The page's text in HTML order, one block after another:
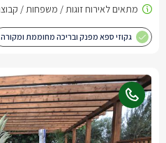
גקוזי ספא מפנק ובריכה מחוממת ומקורה